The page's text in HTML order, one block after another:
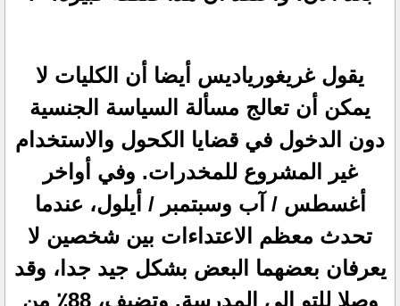
يقول غريغورياديس أيضا أن الكليات لا
يمكن أن تعالج مسألة السياسة الجنسية
دون الدخول في قضايا الكحول والاستخدام
غير المشروع للمخدرات. وفي أواخر
أغسطس / آب وسبتمبر / أيلول، عندما
تحدث معظم الاعتداءات بين شخصين لا
يعرفان بعضهما البعض بشكل جيد جدا، وقد
وصلا للتو إلى المدرسة. وتضيف، 88٪ من